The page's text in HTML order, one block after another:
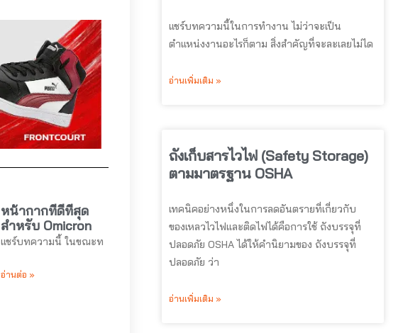
หน้ากากที่ดีที่สุด
สำหรับ Omicron
แชร์บทความนี้ ในขณะท
อ่านต่อ »
แชร์บทความนี้ในการทำงาน ไม่ว่าจะเป็น
ตำแหน่งงานอะไรก็ตาม สิ่งสำคัญที่จะละเลยไม่ได
อ่านเพิ่มเติม »
ถังเก็บสารไวไฟ (Safety Storage)
ตามมาตรฐาน OSHA
เทคนิคอย่างหนึ่งในการลดอันตรายที่เกี่ยวกับ
ของเหลวไวไฟและติดไฟได้คือการใช้ ถังบรรจุที่
ปลอดภัย OSHA ได้ให้คำนิยามของ ถังบรรจุที่
ปลอดภัย ว่า
อ่านเพิ่มเติม »